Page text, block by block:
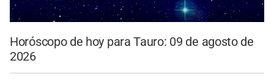
Horóscopo de hoy para Tauro: 09 de agosto de
2026